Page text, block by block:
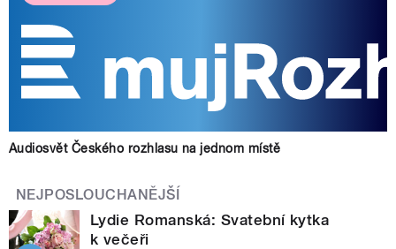
Audiosvět Českého rozhlasu na jednom místě
NEJPOSLOUCHANĚJŠÍ
Lydie Romanská: Svatební kytka
k večeři